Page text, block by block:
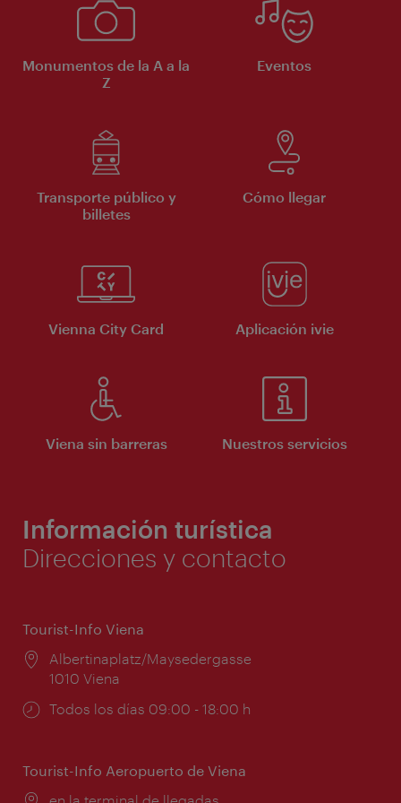
Monumentos de la A a la
Z
Eventos
Transporte público y
billetes
Cómo llegar
Vienna City Card Aplicación ivie
Viena sin barreras Nuestros servicios
Información turística
Direcciones y contacto
Tourist-Info Viena
Lugar:
Albertinaplatz/Maysedergasse
1010 Viena
Horarios
Todos los días 09:00 - 18:00 h
Tourist-Info Aeropuerto de Viena